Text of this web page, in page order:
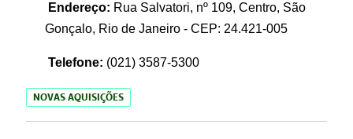
Endereço: Rua Salvatori, nº 109, Centro, São
Gonçalo, Rio de Janeiro - CEP: 24.421-005
Telefone: (021) 3587-5300
NOVAS AQUISIÇÕES